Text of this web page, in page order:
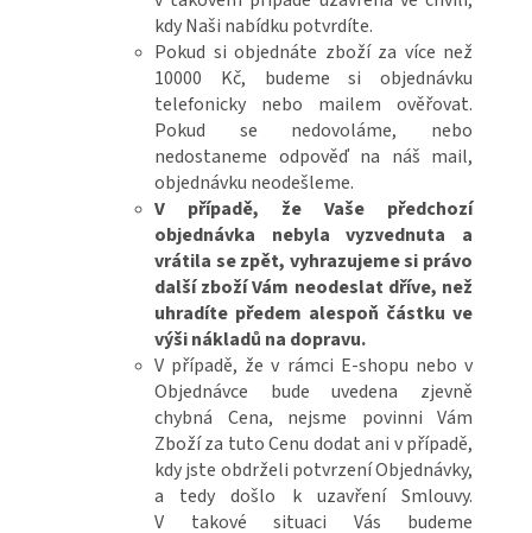
kdy Naši nabídku potvrdíte.
Pokud si objednáte zboží za více než
10000 Kč, budeme si objednávku
telefonicky nebo mailem ověřovat.
Pokud se nedovoláme, nebo
nedostaneme odpověď na náš mail,
objednávku neodešleme.
V případě, že Vaše předchozí
objednávka nebyla vyzvednuta a
vrátila se zpět, vyhrazujeme si právo
další zboží Vám neodeslat dříve, než
uhradíte předem alespoň částku ve
výši nákladů na dopravu.
V případě, že v rámci E-shopu nebo v
Objednávce bude uvedena zjevně
chybná Cena, nejsme povinni Vám
Zboží za tuto Cenu dodat ani v případě,
kdy jste obdrželi potvrzení Objednávky,
a tedy došlo k uzavření Smlouvy.
V takové situaci Vás budeme